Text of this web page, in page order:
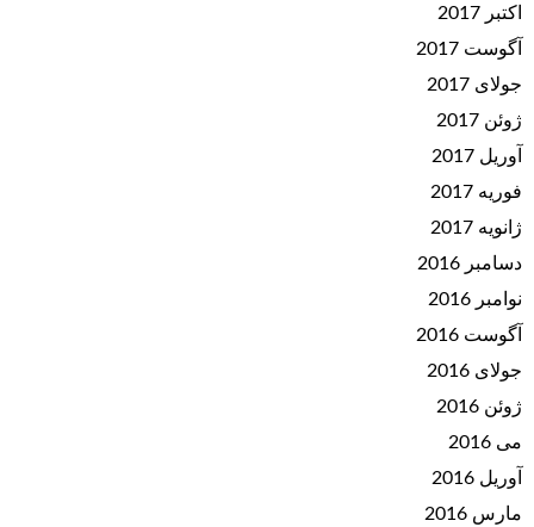
اکتبر 2017
آگوست 2017
جولای 2017
ژوئن 2017
آوریل 2017
فوریه 2017
ژانویه 2017
دسامبر 2016
نوامبر 2016
آگوست 2016
جولای 2016
ژوئن 2016
می 2016
آوریل 2016
مارس 2016